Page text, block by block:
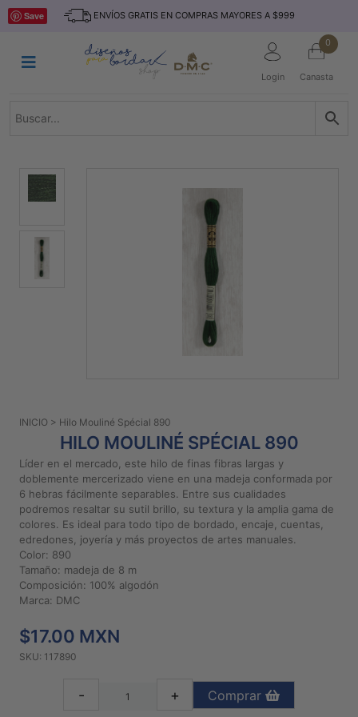
Saltar
ENVÍOS GRATIS EN COMPRAS MAYORES A $999
Login
0
Canasta
INICIO
TEJIDO
MARCAS
NOVEDADES
Preguntas
Aviso De
Privacidad
Políticas
Compra
Diseños
Save
INICIO > Hilo Mouliné Spécial 890
HILO MOULINÉ SPÉCIAL 890
Líder en el mercado, este hilo de finas fibras largas y
doblemente mercerizado viene en una madeja conformada por
6 hebras fácilmente separables. Entre sus cualidades
podremos resaltar su sutil brillo, su textura y la amplia gama de
colores. Es ideal para todo tipo de bordado, encaje, cuentas,
edredones, joyería y más proyectos de artes manuales.
Color: 890
Tamaño: madeja de 8 m
Composición: 100% algodón
Marca: DMC
$17.00 MXN
SKU: 117890
- + Comprar